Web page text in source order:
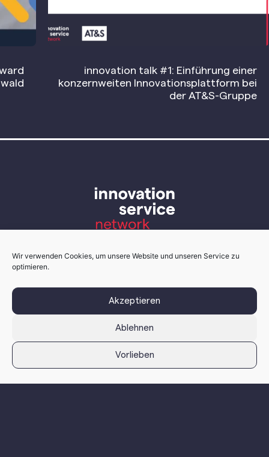
Wir verwenden Cookies, um unsere Website und unseren Service zu
optimieren.
Akzeptieren
Ablehnen
Vorlieben
innovation talk #1: Einführung einer
konzernweiten Innovationsplattform bei
der AT&S-Gruppe
isn - innovation service network